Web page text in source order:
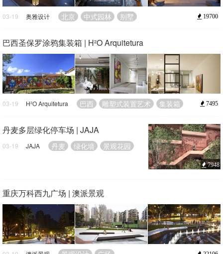
03-19 奥雅设计 北京 中式园林 别墅 19700
巴西圣保罗涂鸦集装箱 | H²O Arquitetura
03-19 H²O Arquitetura 巴西 雕塑式装置艺术 集装箱 7495
丹麦多层绿化停车场 | JAJA
03-19 JAJA 丹麦 绿化墙 景观花园
7948
重庆万科西九广场 | 澳派景观